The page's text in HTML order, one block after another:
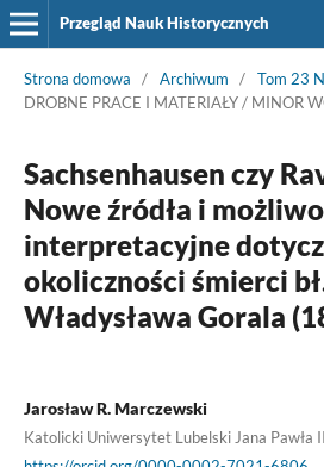
Przegląd Nauk Historycznych
Strona domowa / Archiwum / Tom 23
DROBNE PRACE I MATERIAŁY / MINOR
Sachsenhausen czy
Nowe źródła i
interpretacyjne
okoliczności śmierci
Władysława Gorala
Jarosław R. Marczewski
Katolicki Uniwersytet Lubelski Jana Pawła II